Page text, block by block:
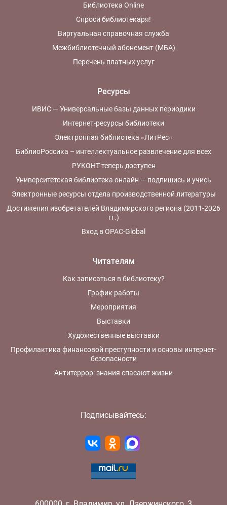
Библиотека Online
Спроси библиотекаря!
Виртуальная справочная служба
Межбиблиотечный абонемент (МБА)
Перечень платных услуг
Ресурсы
ИВИС — Универсальные базы данных периодики
Интернет-ресурсы библиотеки
Электронная библиотека «ЛитРес»
БиблиоРоссика – интеллектуальное развлечение для всех
РУКОНТ теперь доступен
Университетская библиотека онлайн — подпишись и учись
Электронные ресурсы отдела производственной литературы
Достижения изобретателей Владимирского региона (2011-2026
гг.)
Вход в OPAC-Global
Читателям
Как записаться в библиотеку?
График работы
Мероприятия
Выставки
Художественные выставки
Профилактика финансовой преступности и основы интернет-
безопасности
Антитеррор: знания спасают жизни
Подписывайтесь: